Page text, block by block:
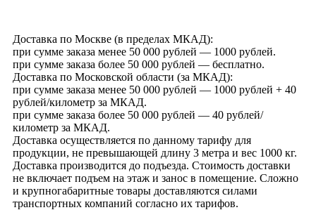
Доставка по Москве (в пределах МКАД):
при сумме заказа менее 50 000 рублей — 1000 рублей.
при сумме заказа более 50 000 рублей — бесплатно.
Доставка по Московской области (за МКАД):
при сумме заказа менее 50 000 рублей — 1000 рублей + 40
рублей/километр за МКАД.
при сумме заказа более 50 000 рублей — 40 рублей/
километр за МКАД.
Доставка осуществляется по данному тарифу для
продукции, не превышающей длину 3 метра и вес 1000 кг.
Доставка производится до подъезда. Стоимость доставки
не включает подъем на этаж и занос в помещение. Сложно
и крупногабаритные товары доставляются силами
транспортных компаний согласно их тарифов.